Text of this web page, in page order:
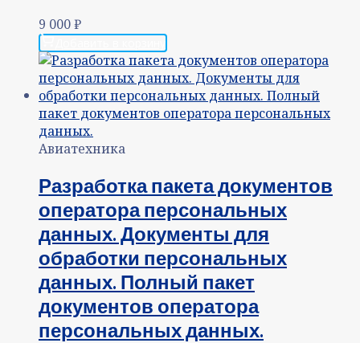
9 000₽
Авиатехника
Разработка пакета документов
оператора персональных
данных. Документы для
обработки персональных
данных. Полный пакет
документов оператора
персональных данных.